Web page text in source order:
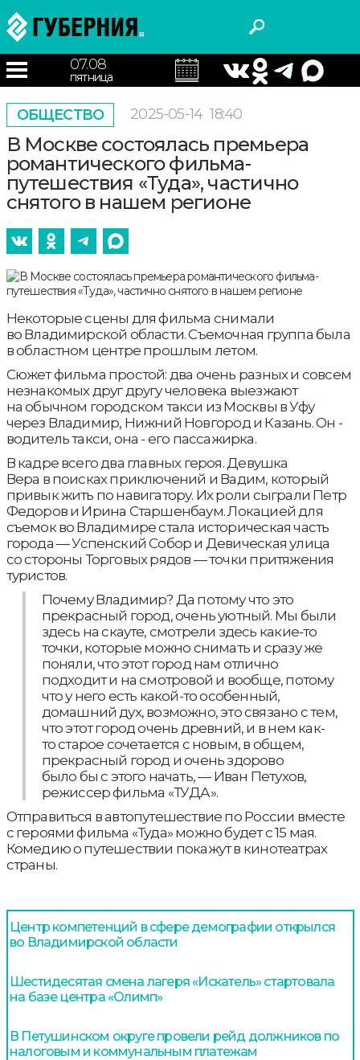
07.08
пятница
ОБЩЕСТВО 2025-05-14 18:40
В Москве состоялась премьера
романтического фильма-
путешествия «Туда», частично
снятого в нашем регионе
Некоторые сцены для фильма снимали
во Владимирской области. Съемочная группа была
в областном центре прошлым летом.
Сюжет фильма простой: два очень разных и совсем
незнакомых друг другу человека выезжают
на обычном городском такси из Москвы в Уфу
через Владимир, Нижний Новгород и Казань. Он -
водитель такси, она - его пассажирка.
В кадре всего два главных героя. Девушка
Вера в поисках приключений и Вадим, который
привык жить по навигатору. Их роли сыграли Петр
Федоров и Ирина Старшенбаум. Локацией для
съемок во Владимире стала историческая часть
города — Успенский Собор и Девическая улица
со стороны Торговых рядов — точки притяжения
туристов.
Почему Владимир? Да потому что это
прекрасный город, очень уютный. Мы были
здесь на скауте, смотрели здесь какие-то
точки, которые можно снимать и сразу же
поняли, что этот город нам отлично
подходит и на смотровой и вообще, потому
что у него есть какой-то особенный,
домашний дух, возможно, это связано с тем,
что этот город очень древний, и в нем как-
то старое сочетается с новым, в общем,
прекрасный город и очень здорово
было бы с этого начать, — Иван Петухов,
режиссер фильма «ТУДА».
Отправиться в автопутешествие по России вместе
с героями фильма «Туда» можно будет с 15 мая.
Комедию о путешествии покажут в кинотеатрах
страны.
Центр компетенций в сфере демографии открылся
во Владимирской области
Шестидесятая смена лагеря «Искатель» стартовала
на базе центра «Олимп»
В Петушинском округе провели рейд должников по
налоговым и коммунальным платежам